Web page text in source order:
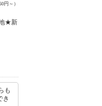
円～）
★新
も
き